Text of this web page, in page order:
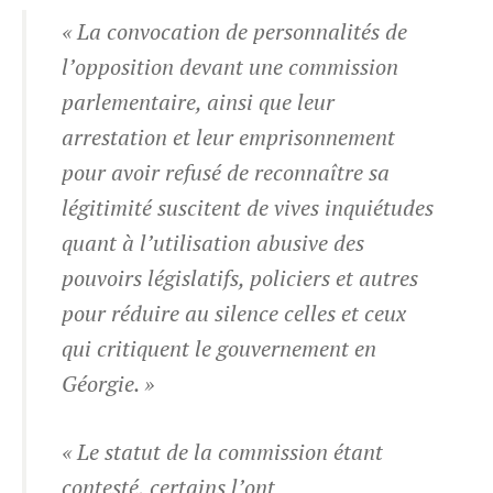
« La convocation de personnalités de
l’opposition devant une commission
parlementaire, ainsi que leur
arrestation et leur emprisonnement
pour avoir refusé de reconnaître sa
légitimité suscitent de vives inquiétudes
quant à l’utilisation abusive des
pouvoirs législatifs, policiers et autres
pour réduire au silence celles et ceux
qui critiquent le gouvernement en
Géorgie. »
« Le statut de la commission étant
contesté, certains l’ont